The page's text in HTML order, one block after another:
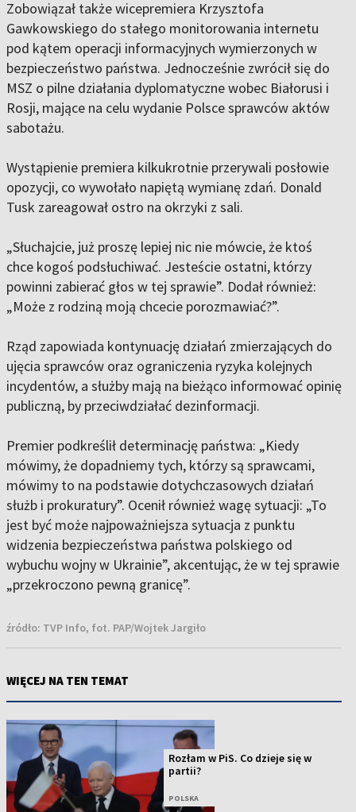
Zobowiązał także wicepremiera Krzysztofa
Gawkowskiego do stałego monitorowania internetu
pod kątem operacji informacyjnych wymierzonych w
bezpieczeństwo państwa. Jednocześnie zwrócił się do
MSZ o pilne działania dyplomatyczne wobec Białorusi i
Rosji, mające na celu wydanie Polsce sprawców aktów
sabotażu.
Wystąpienie premiera kilkukrotnie przerywali posłowie
opozycji, co wywołało napiętą wymianę zdań. Donald
Tusk zareagował ostro na okrzyki z sali.
„Słuchajcie, już proszę lepiej nic nie mówcie, że ktoś
chce kogoś podsłuchiwać. Jesteście ostatni, którzy
powinni zabierać głos w tej sprawie”. Dodał również:
„Może z rodziną moją chcecie porozmawiać?”.
Rząd zapowiada kontynuację działań zmierzających do
ujęcia sprawców oraz ograniczenia ryzyka kolejnych
incydentów, a służby mają na bieżąco informować opinię
publiczną, by przeciwdziałać dezinformacji.
Premier podkreślił determinację państwa: „Kiedy
mówimy, że dopadniemy tych, którzy są sprawcami,
mówimy to na podstawie dotychczasowych działań
służb i prokuratury”. Ocenił również wagę sytuacji: „To
jest być może najpoważniejsza sytuacja z punktu
widzenia bezpieczeństwa państwa polskiego od
wybuchu wojny w Ukrainie”, akcentując, że w tej sprawie
„przekroczono pewną granicę”.
źródło: TVP Info, fot. PAP/Wojtek Jargiło
WIĘCEJ NA TEN TEMAT
Rozłam w PiS. Co dzieje się w
partii?
POLSKA